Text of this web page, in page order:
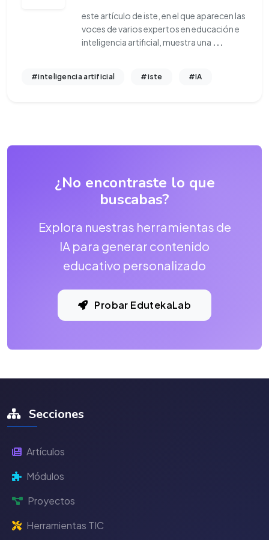
este artículo de iste, en el que aparecen las
voces de varios expertos en educación e
inteligencia artificial, muestra una ...
#inteligencia artificial #iste #IA
¿No encontraste lo que
buscabas?
Explora nuestras herramientas de
IA para generar contenido
educativo personalizado
Probar EdutekaLab
Secciones
Artículos
Módulos
Proyectos
Herramientas TIC